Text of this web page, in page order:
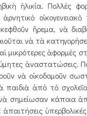
ἡλικία. Πολλὲς
οἰκογενειακὸ
ἤρεμα, νὰ
νὰ τὰ
μικρότερες ἀφορμὲς
ἀναστατώσεις.
νὰ οἰκοδομοῦν
ἀπὸ τὸ
σημείωσαν κάποια